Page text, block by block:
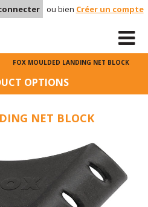
ou bien Créer un compte
FOX MOULDED LANDING NET BLOCK
OPTIONS
NET BLOCK